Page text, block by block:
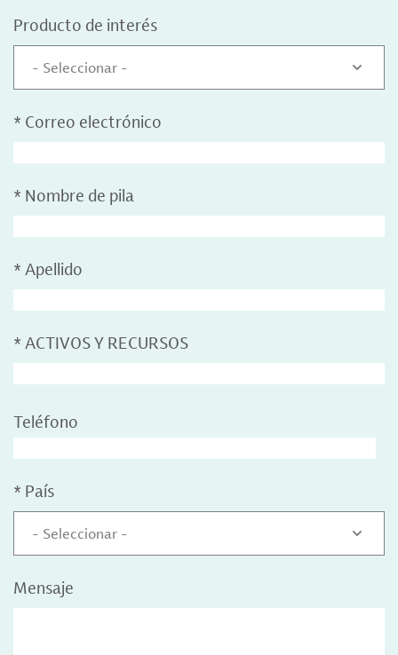
Producto de interés
- Seleccionar -
* Correo electrónico
* Nombre de pila
* Apellido
* ACTIVOS Y RECURSOS
Teléfono
* País
- Seleccionar -
Mensaje